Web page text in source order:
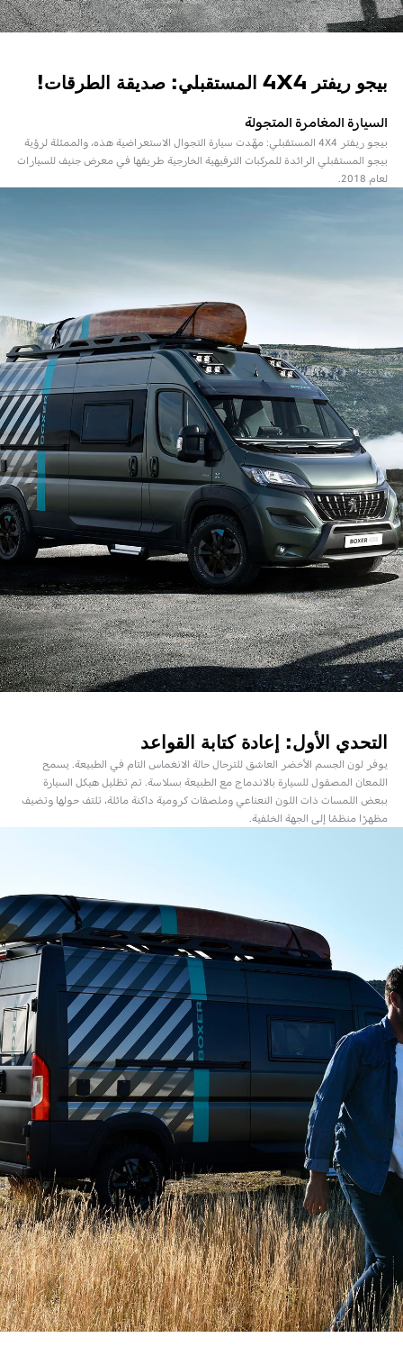
بيجو ريفتر 4X4 المستقبلي: صديقة الطرقات!
السيارة المغامرة المتجولة
بيجو ريفتر 4X4 المستقبلي: مهّدت سيارة التجوال الاستعراضية هذه، والممثلة لرؤية
بيجو المستقبلي الرائدة للمركبات الترفيهية الخارجية طريقها في معرض جنيف للسيارات
لعام 2018.
التحدي الأول: إعادة كتابة القواعد
يوفر لون الجسم الأخضر العاشق للترحال حالة الانغماس التام في الطبيعة. يسمح
اللمعان المصقول للسيارة بالاندماج مع الطبيعة بسلاسة. تم تظليل هيكل السيارة
ببعض اللمسات ذات اللون النعناعي وملصقات كرومية داكنة مائلة، تلتف حولها وتضيف
مظهرًا منظمًا إلى الجهة الخلفية.